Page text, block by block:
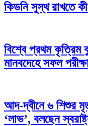
কিডনি সুস্থ রাখতে কী
বিশ্বে প্রথম কৃত্রিম
মানবদেহে সফল
আদ-দ্বীনে ৬ শিশুর
‘লাভ’, বলছেন